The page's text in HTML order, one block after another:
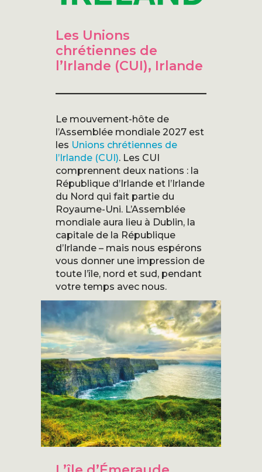
Les Unions
chrétiennes de
l’Irlande (CUI), Irlande
Le mouvement-hôte de
l’Assemblée mondiale 2027 est
les Unions chrétiennes de
l’Irlande (CUI). Les CUI
comprennent deux nations : la
République d’Irlande et l’Irlande
du Nord qui fait partie du
Royaume-Uni. L’Assemblée
mondiale aura lieu à Dublin, la
capitale de la République
d’Irlande – mais nous espérons
vous donner une impression de
toute l’île, nord et sud, pendant
votre temps avec nous.